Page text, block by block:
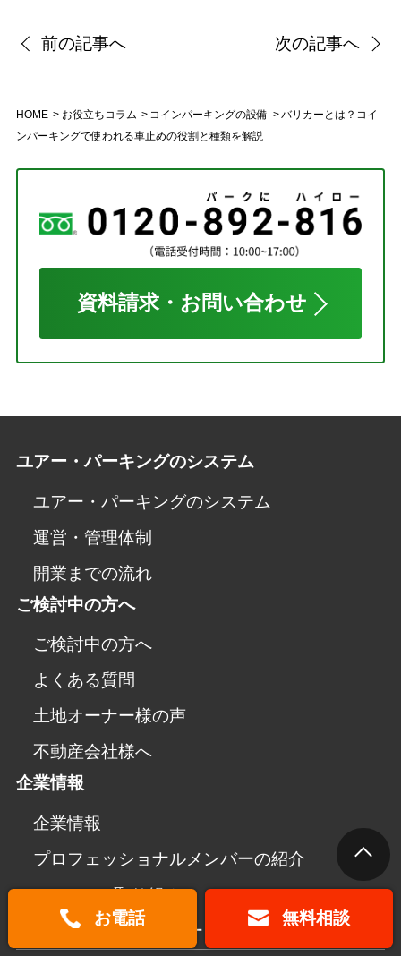
お電話 無料相談
前の記事へ 次の記事へ
HOME お役立ちコラム コインパーキングの設備
バリカーとは？コイ
ンパーキングで使われる車止めの役割と種類を解説
資料請求・お問い合わせ
ユアー・パーキングのシステム
ユアー・パーキングのシステム
運営・管理体制
開業までの流れ
ご検討中の方へ
ご検討中の方へ
よくある質問
土地オーナー様の声
不動産会社様へ
企業情報
企業情報
プロフェッショナルメンバーの紹介
SDGsへの取り組み
プライバシーポリシー